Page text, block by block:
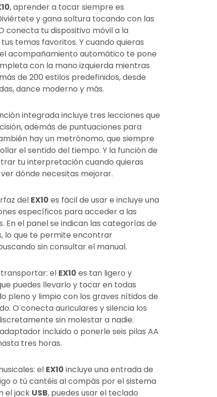
, aprender a tocar siempre es
y gana soltura tocando con las
conecta tu dispositivo móvil a la
temas favoritos. Y cuando quieras
acompañamiento automático te pone
con la mano izquierda mientras
de 200 estilos predefinidos, desde
dance moderno y más.
integrada incluye tres lecciones que
además de puntuaciones para
hay un metrónomo, que siempre
el sentido del tiempo. Y la función de
tu interpretación cuando quieras
dónde necesitas mejorar.
del EX10 es fácil de usar e incluye una
específicos para acceder a las
En el panel se indican las categorías de
lo que te permite encontrar
sin consultar el manual.
el EX10 es tan ligero y
puedes llevarlo y tocar en todas
pleno y limpio con los graves nítidos de
O conecta auriculares y silencia los
sin molestar a nadie.
incluido o ponerle seis pilas AA
tres horas.
el EX10 incluye una entrada de
o tú cantéis al compás por el sistema
el jack USB, puedes usar el teclado